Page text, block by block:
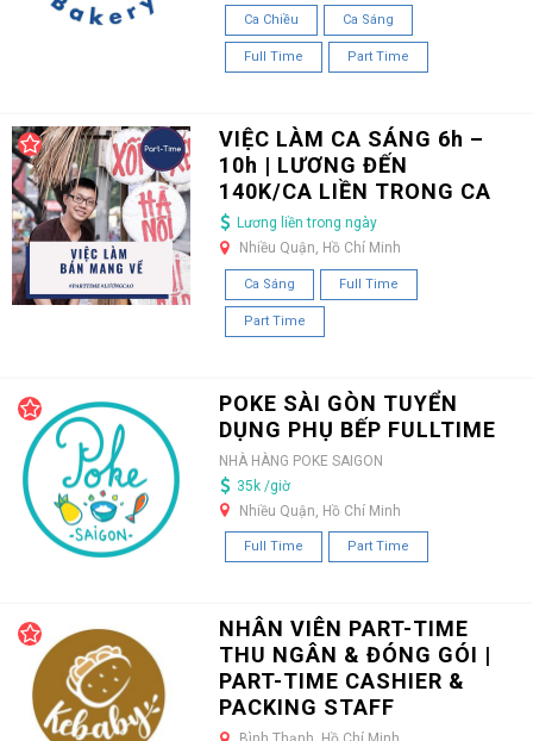
Ca Chiều Ca Sáng
Full Time Part Time
VIỆC LÀM CA SÁNG 6h –
10h | LƯƠNG ĐẾN
140K/CA LIỀN TRONG CA
Lương liền trong ngày
Nhiều Quận, Hồ Chí Minh
Ca Sáng Full Time
Part Time
POKE SÀI GÒN TUYỂN
DỤNG PHỤ BẾP FULLTIME
NHÀ HÀNG POKE SAIGON
35k /giờ
Nhiều Quận, Hồ Chí Minh
Full Time Part Time
NHÂN VIÊN PART-TIME
THU NGÂN & ĐÓNG GÓI |
PART-TIME CASHIER &
PACKING STAFF